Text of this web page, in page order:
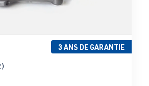
3 ANS DE GARANTIE
5 sur 5 étoiles